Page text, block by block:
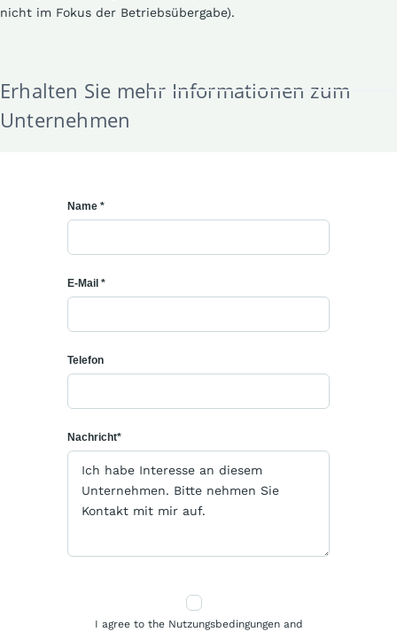
nicht im Fokus der Betriebsübergabe).
Erhalten Sie mehr Informationen zum
Unternehmen
Name *
E-Mail *
Telefon
Nachricht*
I agree to the Nutzungsbedingungen and